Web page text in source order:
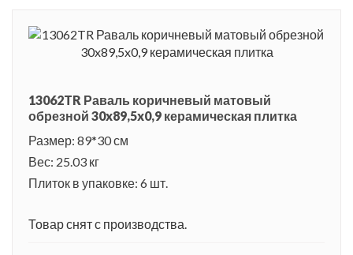
13062TR Раваль коричневый матовый
обрезной 30x89,5x0,9 керамическая плитка
Размер: 89*30 см
Вес: 25.03 кг
Плиток в упаковке: 6 шт.
Товар снят с производства.